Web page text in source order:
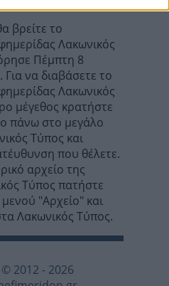
βρείτε το
Λακωνικός
Πέμπτη 8
να διαβάσετε το
Λακωνικός
μέγεθος κρατήστε
πάνω στο μεγάλο
Τύπος και
που θέλετε.
αρχείο της
Τύπος πατήστε
"Αρχείο" και
Λακωνικός Τύπος.
2012 - 2026